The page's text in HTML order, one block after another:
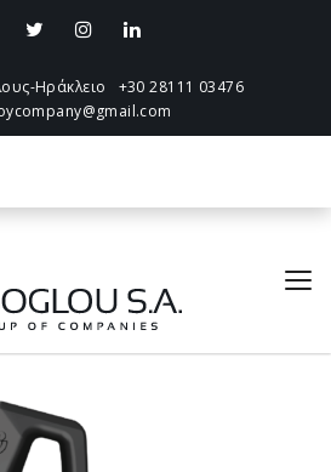
Ηράκλειο +30 28111 03476